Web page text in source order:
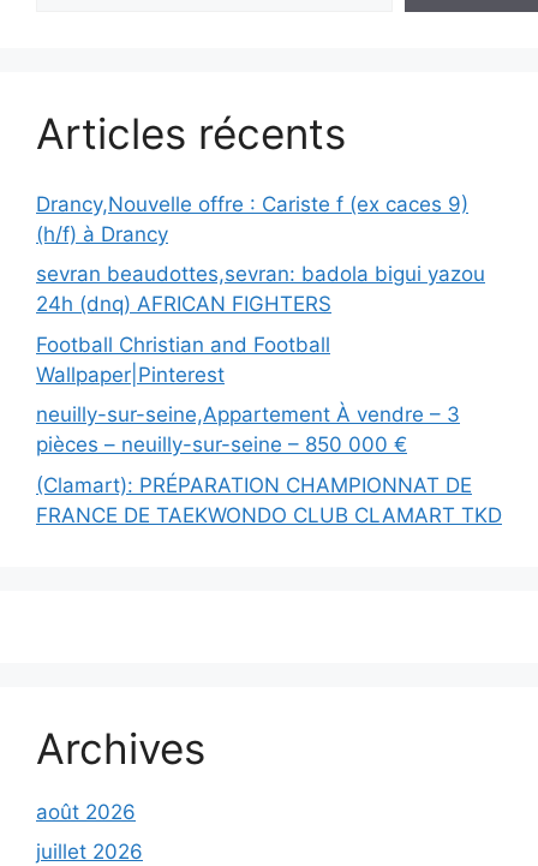
Articles récents
Drancy,Nouvelle offre : Cariste f (ex caces 9)
(h/f) à Drancy
sevran beaudottes,sevran: badola bigui yazou
24h (dnq) AFRICAN FIGHTERS
Football Christian and Football
Wallpaper|Pinterest
neuilly-sur-seine,Appartement À vendre – 3
pièces – neuilly-sur-seine – 850 000 €
(Clamart): PRÉPARATION CHAMPIONNAT DE
FRANCE DE TAEKWONDO CLUB CLAMART TKD
Archives
août 2026
juillet 2026